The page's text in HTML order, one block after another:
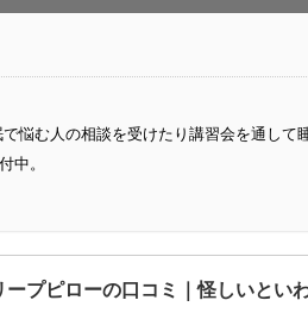
悩む人の相談を受けたり講習会を通して
中。
ープピローの口コミ｜怪しいとい